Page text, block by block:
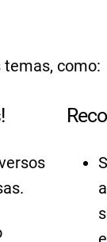
como: